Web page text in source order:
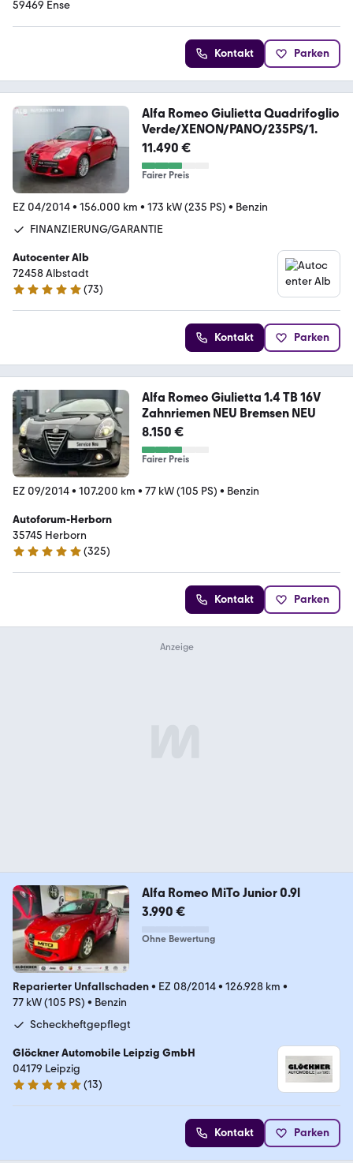
59469 Ense
Kontakt Parken
Alfa Romeo Giulietta Quadrifoglio
Verde/XENON/PANO/235PS/1.
11.490 €
Fairer Preis
EZ 04/2014• 156.000 km • 173 kW (235 PS) • Benzin
FINANZIERUNG/GARANTIE
Autocenter Alb
72458 Albstadt
4.8 Sterne
(73)
Kontakt Parken
Alfa Romeo Giulietta 1.4 TB 16V
Zahnriemen NEU Bremsen NEU
8.150 €
Fairer Preis
EZ 09/2014• 107.200 km • 77 kW (105 PS) • Benzin
Autoforum-Herborn
35745 Herborn
5 Sterne
(325)
Kontakt Parken
Alfa Romeo MiTo Junior 0.9l
3.990 €
Ohne Bewertung
Reparierter Unfallschaden• EZ 08/2014• 126.928 km •
77 kW (105 PS) • Benzin
Scheckheftgepflegt
Glöckner Automobile Leipzig GmbH
04179 Leipzig
4.8 Sterne
(13)
Kontakt Parken